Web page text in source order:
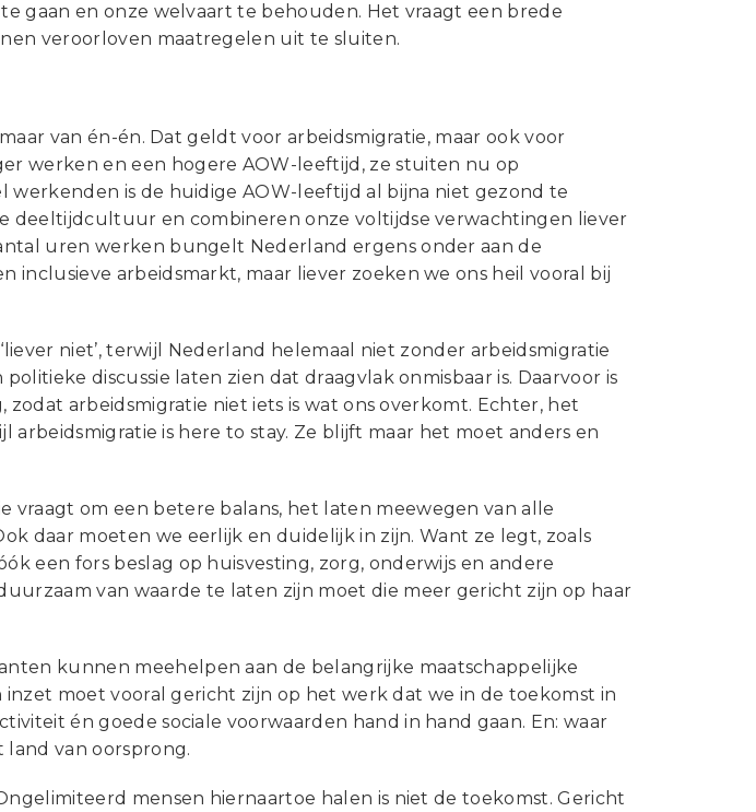
gaan en onze welvaart te behouden. Het vraagt een brede
veroorloven maatregelen uit te sluiten.
maar van én-én. Dat geldt voor arbeidsmigratie, maar ook voor
werken en een hogere AOW-leeftijd, ze stuiten nu op
werkenden is de huidige AOW-leeftijd al bijna niet gezond te
deeltijdcultuur en combineren onze voltijdse verwachtingen liever
uren werken bungelt Nederland ergens onder aan de
inclusieve arbeidsmarkt, maar liever zoeken we ons heil vooral bij
niet’, terwijl Nederland helemaal niet zonder arbeidsmigratie
discussie laten zien dat draagvlak onmisbaar is. Daarvoor is
zodat arbeidsmigratie niet iets is wat ons overkomt. Echter, het
arbeidsmigratie is here to stay. Ze blijft maar het moet anders en
vraagt om een betere balans, het laten meewegen van alle
daar moeten we eerlijk en duidelijk in zijn. Want ze legt, zoals
een fors beslag op huisvesting, zorg, onderwijs en andere
van waarde te laten zijn moet die meer gericht zijn op haar
kunnen meehelpen aan de belangrijke maatschappelijke
inzet moet vooral gericht zijn op het werk dat we in de toekomst in
én goede sociale voorwaarden hand in hand gaan. En: waar
land van oorsprong.
mensen hiernaartoe halen is niet de toekomst. Gericht